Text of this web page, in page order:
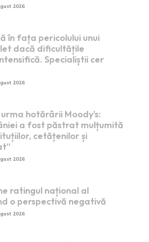
2026
în fața pericolului unui
dacă dificultățile
Specialiștii cer
2026
hotărârii Moody’s:
a fost păstrat mulțumită
cetățenilor și
2026
ratingul național al
o perspectivă negativă
2026